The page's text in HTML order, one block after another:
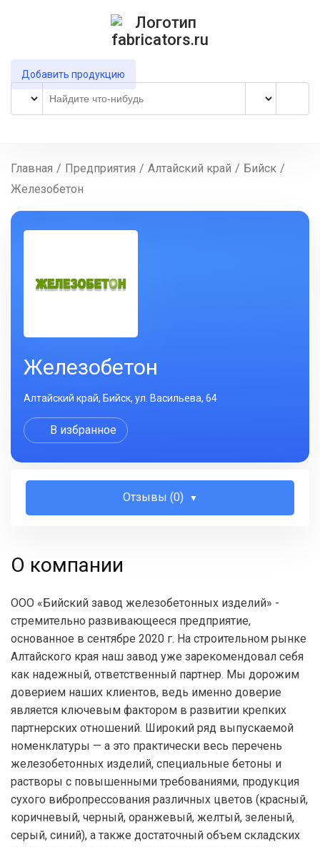
Добавить продукцию
Главная / Предприятия / Алтайский край / Бийск /
Железобетон
Железобетон
Алтайский край, Бийск, ул. Васильева, 64
В избранное
Отзывы (0)
О компании
ООО «Бийский завод железобетонных изделий» -
стремительно развивающееся предприятие,
основанное в сентябре 2020 г. На строительном рынке
Алтайского края наш завод уже зарекомендовал себя
как надежный, ответственный партнер. Мы дорожим
доверием наших клиентов, ведь именно доверие
является ключевым фактором в развитии крепких
партнерских отношений. Широкий ряд выпускаемой
номенклатуры — а это практически весь перечень
железобетонных изделий, специальные бетоны и
растворы с повышенными требованиями, продукция
сухого вибропрессования различных цветов (красный,
коричневый, черный, оранжевый, желтый, зеленый,
серый, синий), а также достаточный объем складских